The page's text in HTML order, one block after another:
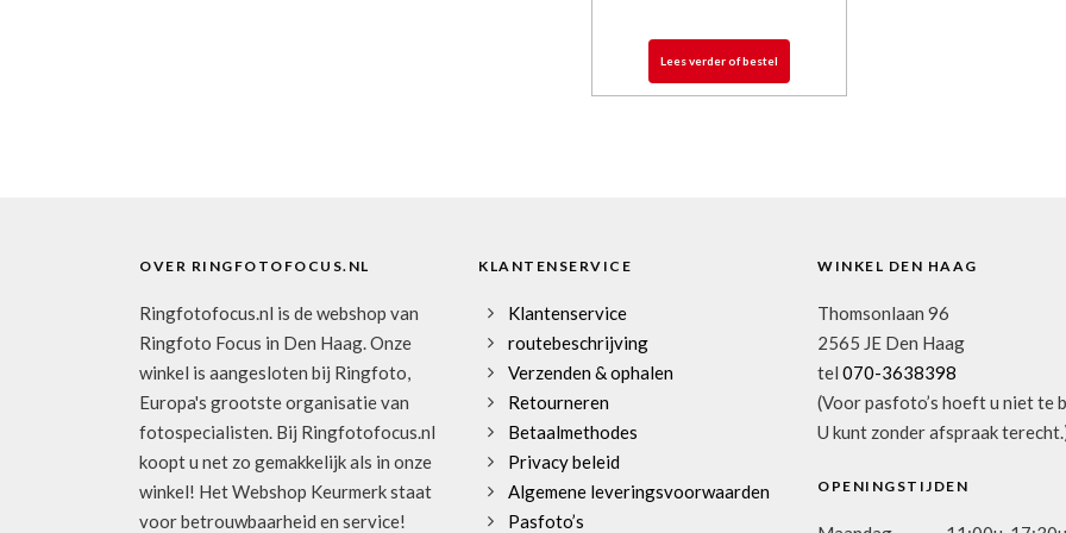
Lees verder of bestel
OVER RINGFOTOFOCUS.NL
Ringfotofocus.nl is de webshop van
Ringfoto Focus in Den Haag. Onze
winkel is aangesloten bij Ringfoto,
Europa's grootste organisatie van
fotospecialisten. Bij Ringfotofocus.nl
koopt u net zo gemakkelijk als in onze
winkel! Het Webshop Keurmerk staat
voor betrouwbaarheid en service!
KLANTENSERVICE
Klantenservice
routebeschrijving
Verzenden & ophalen
Retourneren
Betaalmethodes
Privacy beleid
Algemene leveringsvoorwaarden
Pasfoto’s
WINKEL DEN HAAG
Thomsonlaan 96
2565 JE Den Haag
tel 070-3638398
(Voor pasfoto’s hoeft u niet te
U kunt zonder afspraak
OPENINGSTIJDEN